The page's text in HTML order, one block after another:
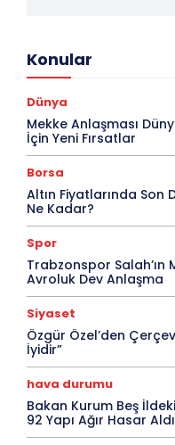
Konular
Dünya
Mekke Anlaşması
İçin Yeni Fırsatlar
Borsa
Altın Fiyatlarında Son
Ne Kadar?
Spor
Trabzonspor Salah’ın
Avroluk Dev Anlaşma
Siyaset
Özgür Özel’den
İyidir”
hava durumu
Bakan Kurum Beş
92 Yapı Ağır Hasar Aldı